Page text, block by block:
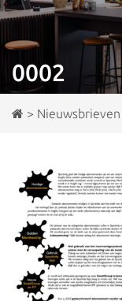
0002
> Nieuwsbrieven